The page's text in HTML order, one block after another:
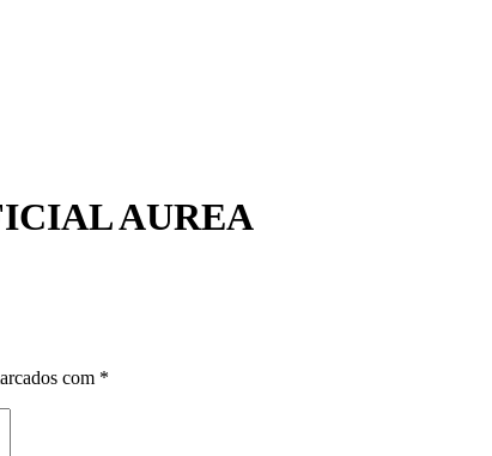
AUREA
com *